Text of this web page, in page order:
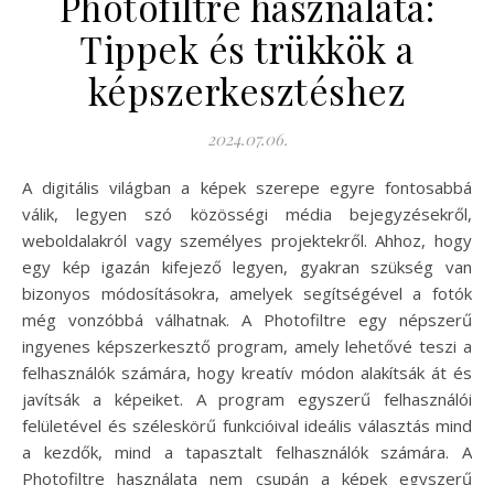
Tippek és trükkök a
képszerkesztéshez
2024.07.06.
A digitális világban a képek szerepe egyre fontosabbá
válik, legyen szó közösségi média bejegyzésekről,
weboldalakról vagy személyes projektekről. Ahhoz, hogy
egy kép igazán kifejező legyen, gyakran szükség van
bizonyos módosításokra, amelyek segítségével a fotók
még vonzóbbá válhatnak. A Photofiltre egy népszerű
ingyenes képszerkesztő program, amely lehetővé teszi a
felhasználók számára, hogy kreatív módon alakítsák át és
javítsák a képeiket. A program egyszerű felhasználói
felületével és széleskörű funkcióival ideális választás mind
a kezdők, mind a tapasztalt felhasználók számára. A
Photofiltre használata nem csupán a képek egyszerű